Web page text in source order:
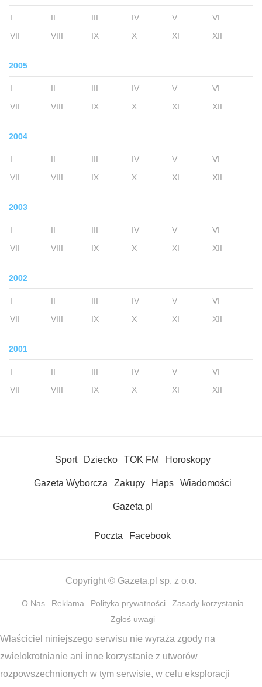
I II III IV V
VI
VII
VIII IX X XI XII
2005
I II III IV V
VI
VII
VIII IX X XI XII
2004
I II III IV V
VI
VII
VIII IX X XI XII
2003
I II III IV V
VI
VII
VIII IX X XI XII
2002
I II III IV V
VI
VII
VIII IX X XI XII
2001
I II III IV V
VI
VII
VIII IX X XI XII
Sport Dziecko TOK FM Horoskopy
Gazeta Wyborcza Zakupy Haps Wiadomości
Gazeta.pl
Poczta Facebook
Copyright © Gazeta.pl sp. z o.o.
O Nas Reklama Polityka prywatności
Zasady korzystania
Zgłoś uwagi
Właściciel niniejszego serwisu nie wyraża zgody na
zwielokrotnianie ani inne korzystanie z utworów
rozpowszechnionych w tym serwisie, w celu eksploracji